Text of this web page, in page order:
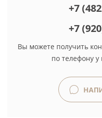
+7
+7
Вы можете получить
по телефону